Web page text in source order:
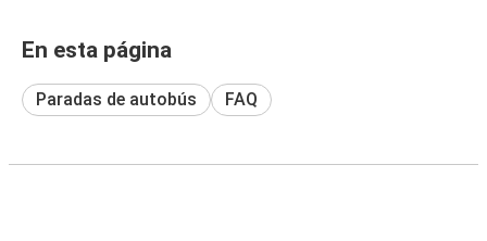
En esta página
Paradas de autobús FAQ